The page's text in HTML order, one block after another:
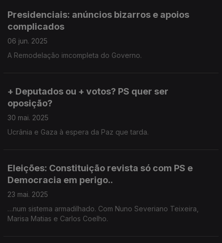
Presidenciais: anúncios bizarros e apoios
complicados
06 jun. 2025
A Remodelação imcompleta do Governo.
+ Deputados ou + votos? PS quer ser
oposição?
30 mai. 2025
Ucrânia e Gaza à espera da Paz que tarda.
Eleições: Constituição revista só com PS e
Democracia em perigo..
23 mai. 2025
…num sistema armadilhado. Com Nuno Severiano Teixeira,
Marisa Matias e Carlos Coelho.